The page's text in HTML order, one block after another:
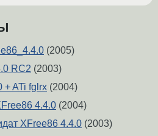
(2005)
RC2 (2003)
+ ATi fglrx (2004)
4.4.0 (2004)
XFree86 4.4.0 (2003)